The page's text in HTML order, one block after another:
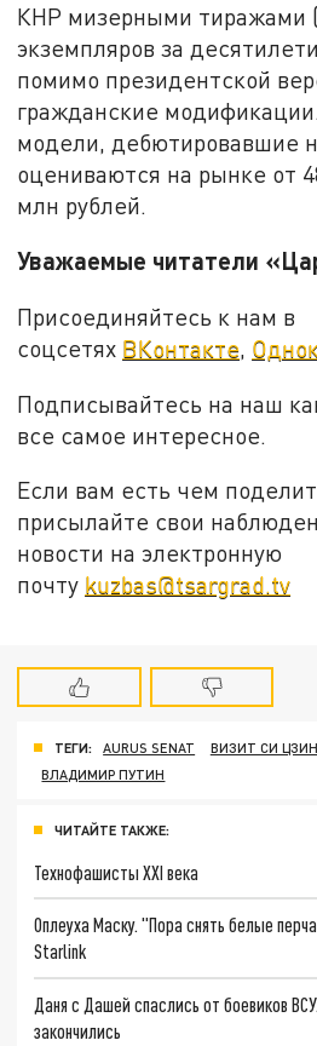
КНР мизерными тиражами
экземпляров за
помимо президентской
гражданские
модели, дебютировавшие
оцениваются на рынке от
млн рублей.
Уважаемые читатели
Присоединяйтесь к нам в
соцсетях ВКонтакте,
Подписывайтесь на наш
все самое интересное.
Если вам есть чем
присылайте свои
новости на электронную
почту kuzbas@tsargrad.tv
ТЕГИ: AURUS SENAT ВИЗИТ СИ
ВЛАДИМИР ПУТИН
ЧИТАЙТЕ ТАКЖЕ:
Технофашисты XXI века
Оплеуха Маску. "Пора снять белые
Starlink
Даня с Дашей спаслись от боевиков
закончились